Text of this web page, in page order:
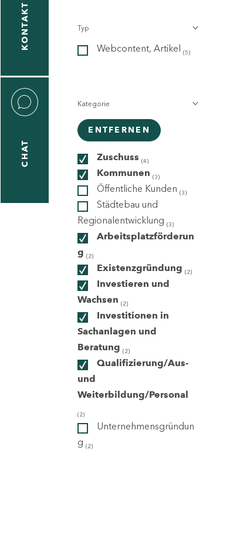
KONTAKT
CHAT
Typ
Webcontent, Artikel (5)
Kategorie
ENTFERNEN
Zuschuss (4)
Kommunen (3)
Öffentliche Kunden (3)
Städtebau und
Regionalentwicklung (3)
Arbeitsplatzförderun
g (2)
Existenzgründung (2)
Investieren und
Wachsen (2)
Investitionen in
Sachanlagen und
Beratung (2)
Qualifizierung/Aus-
und
Weiterbildung/Personal
(2)
Unternehmensgründun
g (2)